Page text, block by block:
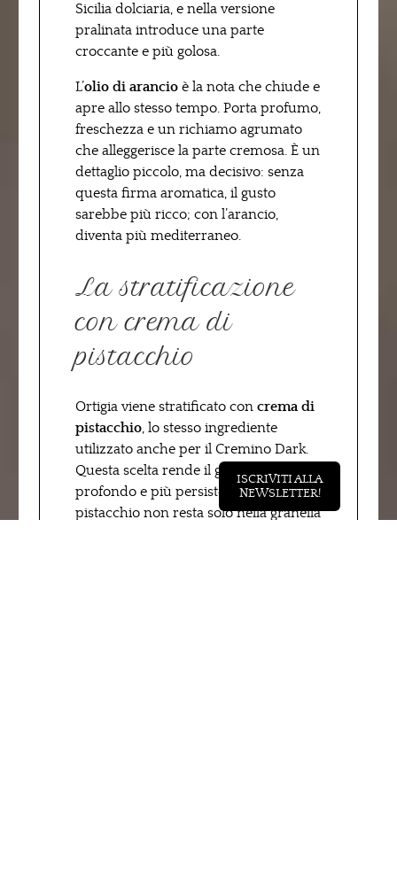
Sicilia dolciaria, e nella versione
pralinata introduce una parte
croccante e più golosa.
L’olio di arancio è la nota che chiude e
apre allo stesso tempo. Porta profumo,
freschezza e un richiamo agrumato
che alleggerisce la parte cremosa. È un
dettaglio piccolo, ma decisivo: senza
questa firma aromatica, il gusto
sarebbe più ricco; con l’arancio,
diventa più mediterraneo.
La stratificazione
con crema di
pistacchio
Ortigia viene stratificato con crema di
pistacchio, lo stesso ingrediente
utilizzato anche per il Cremino Dark.
Questa scelta rende il gusto più
profondo e più persistente, perché il
pistacchio non resta solo nella granella
ISCRIVITI ALLA
NEWSLETTER!